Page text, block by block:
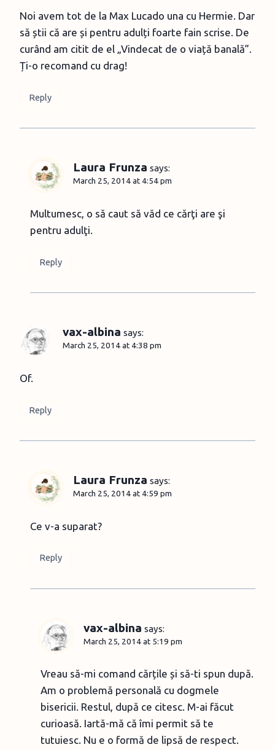
Noi avem tot de la Max Lucado una cu Hermie. Dar
să știi că are și pentru adulți foarte fain scrise. De
curând am citit de el „Vindecat de o viață banală”.
Ți-o recomand cu drag!
Reply
Laura Frunza says:
March 25, 2014 at 4:54 pm
Multumesc, o să caut să văd ce cărţi are şi
pentru adulţi.
Reply
vax-albina says:
March 25, 2014 at 4:38 pm
Of.
Reply
Laura Frunza says:
March 25, 2014 at 4:59 pm
Ce v-a suparat?
Reply
vax-albina says:
March 25, 2014 at 5:19 pm
Vreau să-mi comand cărțile și să-ti spun după.
Am o problemă personală cu dogmele
bisericii. Restul, după ce citesc. M-ai făcut
curioasă. Iartă-mă că îmi permit să te
tutuiesc. Nu e o formă de lipsă de respect.